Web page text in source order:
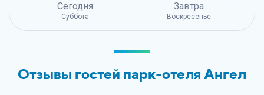
Сегодня
Суббота
Завтра
Воскресенье
Отзывы гостей парк-отеля Ангел